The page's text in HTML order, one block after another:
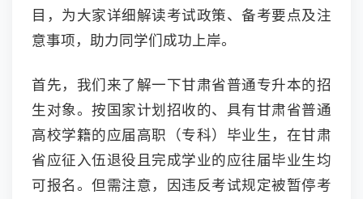
目，为大家详细解读考试政策、备考要点及注
意事项，助力同学们成功上岸。
首先，我们来了解一下甘肃省普通专升本的招
生对象。按国家计划招收的、具有甘肃省普通
高校学籍的应届高职（专科）毕业生，在甘肃
省应征入伍退役且完成学业的应往届毕业生均
可报名。但需注意，因违反考试规定被暂停考